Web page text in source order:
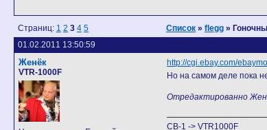
Страниц: 1 2 3 4 5 Список » flegg »
01.02.2011 13:50:59
Женёк
VTR-1000F
http://cgi.ebay.com/
Но на самом деле пока
Отредактированно
CB-1 -> VTR1000F